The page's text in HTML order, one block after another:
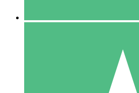
US$1500
10 Download
20